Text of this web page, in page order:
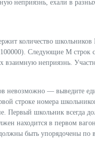
неприязнь, ехали в
количество
Следующие M строк
взаимную неприязнь.
невозможно — выведите
строке номера
Первый школьник всегда
находится в первом
быть упорядочены по